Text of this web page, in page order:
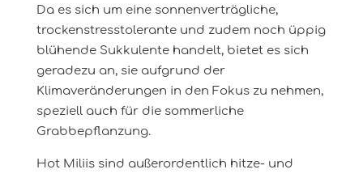
Da es sich um eine sonnenverträgliche,
trockenstresstolerante und zudem noch üppig
blühende Sukkulente handelt, bietet es sich
geradezu an, sie aufgrund der
Klimaveränderungen in den Fokus zu nehmen,
speziell auch für die sommerliche
Grabbepflanzung.
Hot Miliis sind außerordentlich hitze- und